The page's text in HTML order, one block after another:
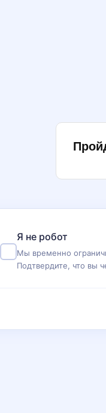
Я не робот
Мы временно
Подтвердите, что вы